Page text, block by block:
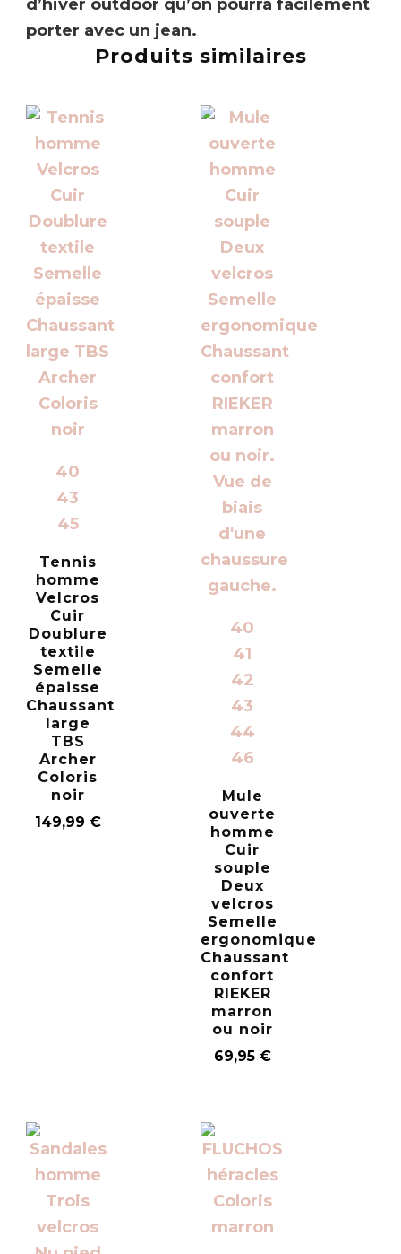
d’hiver outdoor qu’on pourra facilement
porter avec un jean.
Produits similaires
40
43
45
Tennis
homme
Velcros
Cuir
Doublure
textile
Semelle
épaisse
Chaussant
large
TBS
Archer
Coloris
noir
149,99 €
40
41
42
43
44
46
Mule
ouverte
homme
Cuir
souple
Deux
velcros
Semelle
ergonomique
Chaussant
confort
RIEKER
marron
ou noir
69,95 €